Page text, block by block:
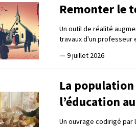
Remonter le
Un outil de réalité
travaux d'un professeur
— 9 juillet 2026
La
l’éducation
Un ouvrage codirigé